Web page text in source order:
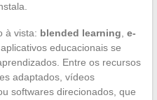
à vista: blended learning e-
educacionais se
Entre os recursos
adaptados, vídeos
softwares direcionados, que